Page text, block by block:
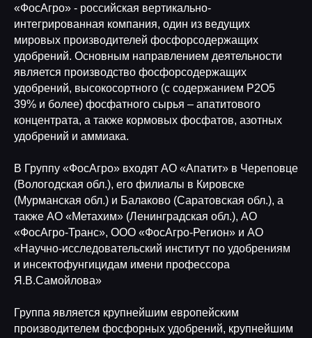
«ФосАгро» - российская вертикально-
интегрированная компания, один из ведущих
мировых производителей фосфорсодержащих
удобрений. Основным направлением деятельности
является производство фосфорсодержащих
удобрений, высокосортного (с содержанием P2O5
39% и более) фосфатного сырья – апатитового
концентрата, а также кормовых фосфатов, азотных
удобрений и аммиака.
В Группу «ФосАгро» входят АО «Апатит» в Череповце
(Вологодская обл.), его филиалы в Кировске
(Мурманская обл.) и Балаково (Саратовская обл.), а
также АО «Метахим» (Ленинградская обл.), АО
«ФосАгро-Транс», ООО «ФосАгро-Регион» и АО
«Научно-исследовательский институт по удобрениям
и инсектофунгицидам имени профессора
Я.В.Самойлова»
Группа является крупнейшим европейским
производителем фосфорных удобрений, крупнейшим